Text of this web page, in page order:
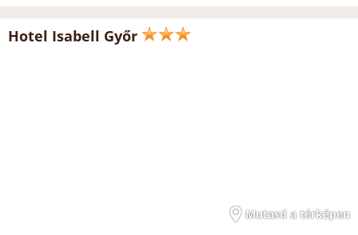
Hotel Isabell Győr
Mutasd a térképen